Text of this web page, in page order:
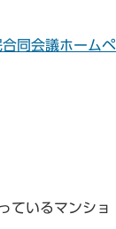
同会議ホームペ
ているマンショ